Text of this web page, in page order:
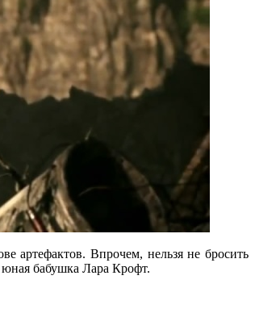
артефактов. Впрочем, нельзя не бросить
юная бабушка Лара Крофт.